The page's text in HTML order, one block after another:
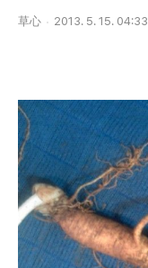
草心 2013. 5. 15. 04:33